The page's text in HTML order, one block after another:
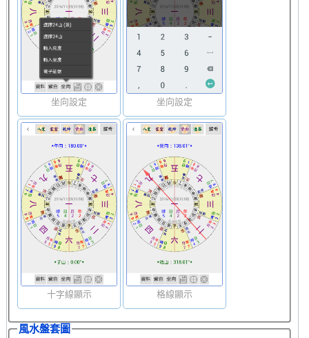
坐向設定 坐向設定
十字線顯示 格線顯示
風水盤套圖